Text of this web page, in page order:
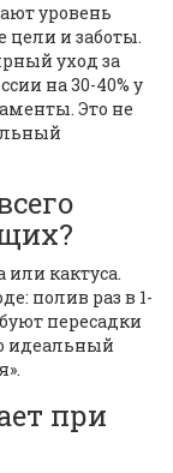
уровень
цели и заботы.
уход за
на 30-40% у
Это не
или кактуса.
полив раз в 1-
пересадки
идеальный
при